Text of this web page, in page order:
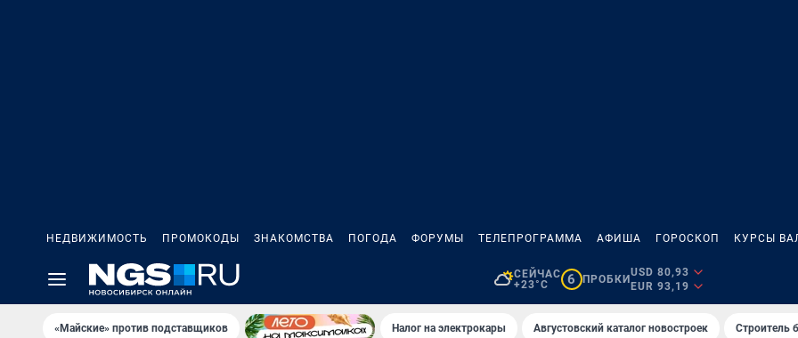
НЕДВИЖИМОСТЬ ПРОМОКОДЫ ЗНАКОМСТВА ПОГОДА ФОРУМЫ ТЕЛЕПРОГРАММА АФИША ГОРОСКОП КУРСЫ
СЕЙЧАС
+23°C
6 ПРОБКИ
USD 80,93
EUR 93,19
«Майские» против подставщиков Налог на электрокары Августовский каталог новостроек Строитель